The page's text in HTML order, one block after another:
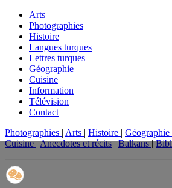
Arts
Photographies
Histoire
Langues turques
Lettres turques
Géographie
Cuisine
Information
Télévision
Contact
Photographies | Arts | Histoire | Géographie
Cuisine|Anecdotes et récits|Balkans|